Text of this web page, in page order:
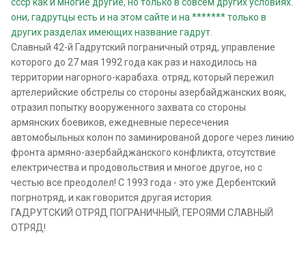
ссср как и многие другие, но только в совсем других условиях.
они, гадрутцы есть и на этом сайте и на ******* только в
других разделах имеющих название гадрут.
Славный 42-й Гадрутский пограничный отряд, управление
которого до 27 мая 1992 года как раз и находилось на
территории нагорного-карабаха. отряд, который пережил
артелерийские обстрелы со стороны азербайджанских вояк,
отразил попытку вооруженного захвата со стороны
армянских боевиков, ежедневные пересечения
автомобыльных колон по заминированой дороге через линию
фронта армяно-азербайджанского конфликта, отсутствие
електричества и продовольствия и многое другое, но с
честью все преодолел! С 1993 года - это уже Дербентский
погрнотряд, и как говорится другая история.
ГАДРУТСКИЙ ОТРЯД ПОГРАНИЧНЫЙ, ГЕРОЯМИ СЛАВНЫЙ
ОТРЯД!